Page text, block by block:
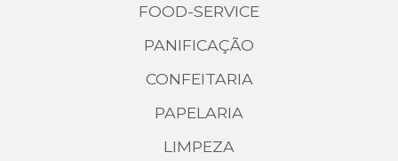
FOOD-SERVICE
PANIFICAÇÃO
CONFEITARIA
PAPELARIA
LIMPEZA